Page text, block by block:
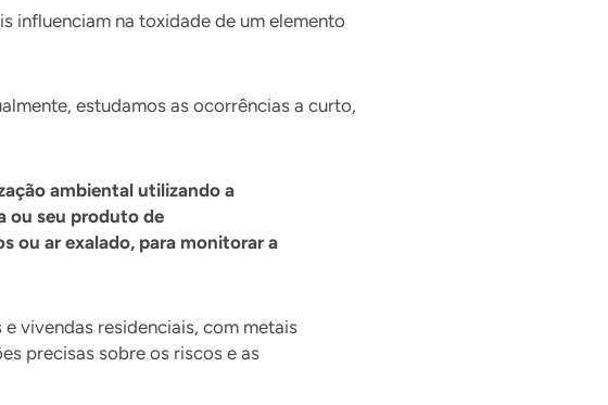
influenciam na toxidade de um elemento
estudamos as ocorrências a curto,
ambiental utilizando a
ou seu produto de
ou ar exalado, para monitorar a
vivendas residenciais, com metais
precisas sobre os riscos e as